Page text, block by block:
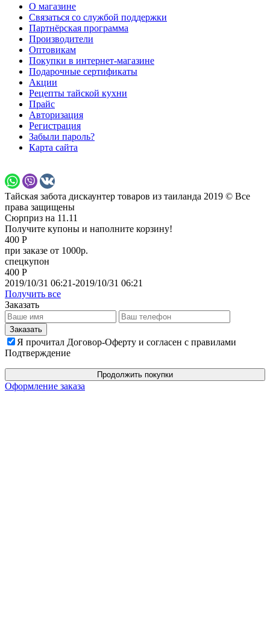
О магазине
Связаться со службой поддержки
Партнёрская программа
Производители
Оптовикам
Покупки в интернет-магазине
Подарочные сертификаты
Акции
Рецепты тайской кухни
Прайс
Авторизация
Регистрация
Забыли пароль?
Карта сайта
Тайская забота дискаунтер товаров из таиланда 2019 © Все
права защищены
Сюрприз на 11.11
Получите купоны и наполните корзину!
400 Р
при заказе от 1000р.
спецкупон
400 Р
2019/10/31 06:21-2019/10/31 06:21
Получить все
Заказать
Я прочитал Договор-Оферту и согласен с правилами
Подтверждение
Продолжить покупки
Оформление заказа